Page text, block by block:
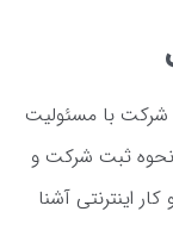
شرکت با مسئولیت
نحوه ثبت شرکت و
اینترنتی آشنا